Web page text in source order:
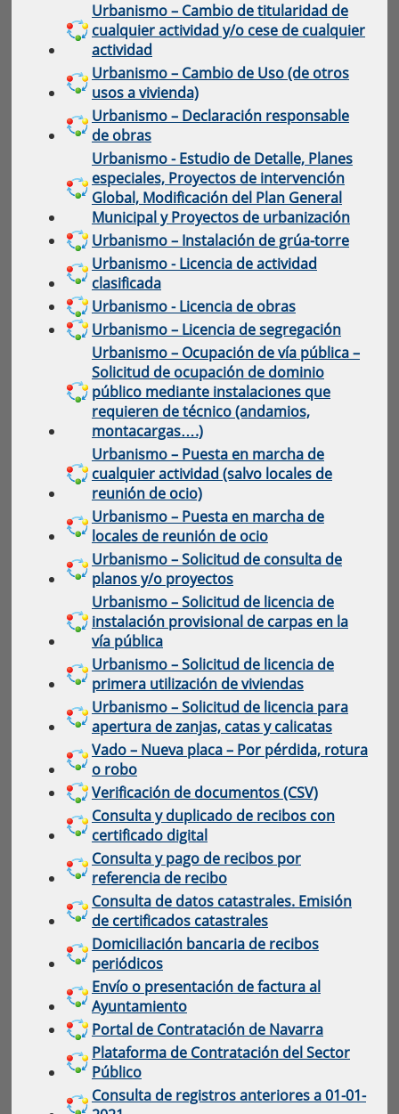
Urbanismo – Cambio de titularidad de
cualquier actividad y/o cese de cualquier
actividad
Urbanismo – Cambio de Uso (de otros
usos a vivienda)
Urbanismo – Declaración responsable
de obras
Urbanismo - Estudio de Detalle, Planes
especiales, Proyectos de intervención
Global, Modificación del Plan General
Municipal y Proyectos de urbanización
Urbanismo – Instalación de grúa-torre
Urbanismo - Licencia de actividad
clasificada
Urbanismo - Licencia de obras
Urbanismo – Licencia de segregación
Urbanismo – Ocupación de vía pública –
Solicitud de ocupación de dominio
público mediante instalaciones que
requieren de técnico (andamios,
montacargas….)
Urbanismo – Puesta en marcha de
cualquier actividad (salvo locales de
reunión de ocio)
Urbanismo – Puesta en marcha de
locales de reunión de ocio
Urbanismo – Solicitud de consulta de
planos y/o proyectos
Urbanismo – Solicitud de licencia de
instalación provisional de carpas en la
vía pública
Urbanismo – Solicitud de licencia de
primera utilización de viviendas
Urbanismo – Solicitud de licencia para
apertura de zanjas, catas y calicatas
Vado – Nueva placa – Por pérdida, rotura
o robo
Verificación de documentos (CSV)
Consulta y duplicado de recibos con
certificado digital
Consulta y pago de recibos por
referencia de recibo
Consulta de datos catastrales. Emisión
de certificados catastrales
Domiciliación bancaria de recibos
periódicos
Envío o presentación de factura al
Ayuntamiento
Portal de Contratación de Navarra
Plataforma de Contratación del Sector
Público
Consulta de registros anteriores a 01-01-